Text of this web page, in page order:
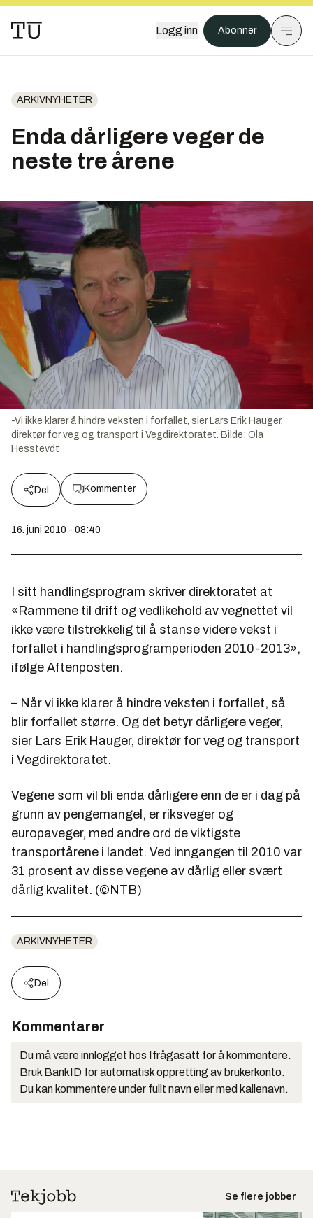
Logg inn Abonner
ARKIVNYHETER
Enda dårligere veger de
neste tre årene
-Vi ikke klarer å hindre veksten i forfallet, sier Lars Erik Hauger,
direktør for veg og transport i Vegdirektoratet. Bilde: Ola
Hesstevdt
Del Kommenter
16. juni 2010 - 08:40
I sitt handlingsprogram skriver direktoratet at
«Rammene til drift og vedlikehold av vegnettet vil
ikke være tilstrekkelig til å stanse videre vekst i
forfallet i handlingsprogramperioden 2010-2013»,
ifølge Aftenposten.
– Når vi ikke klarer å hindre veksten i forfallet, så
blir forfallet større. Og det betyr dårligere veger,
sier Lars Erik Hauger, direktør for veg og transport
i Vegdirektoratet.
Vegene som vil bli enda dårligere enn de er i dag på
grunn av pengemangel, er riksveger og
europaveger, med andre ord de viktigste
transportårene i landet. Ved inngangen til 2010 var
31 prosent av disse vegene av dårlig eller svært
dårlig kvalitet. (©NTB)
ARKIVNYHETER
Del
Kommentarer
Du må være innlogget hos Ifrågasätt for å kommentere.
Bruk BankID for automatisk oppretting av brukerkonto.
Du kan kommentere under fullt navn eller med kallenavn.
Se flere jobber